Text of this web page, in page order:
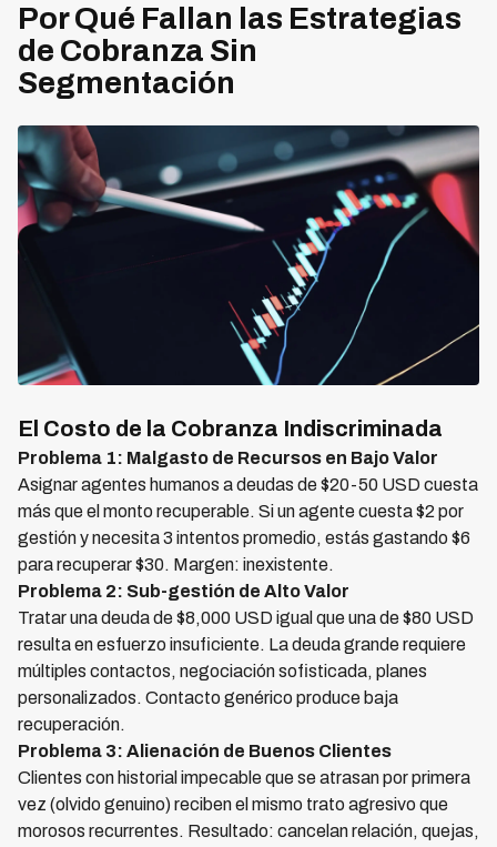
Por Qué Fallan las Estrategias
de Cobranza Sin
Segmentación
El Costo de la Cobranza Indiscriminada
Problema 1: Malgasto de Recursos en Bajo Valor
Asignar agentes humanos a deudas de $20-50 USD cuesta
más que el monto recuperable. Si un agente cuesta $2 por
gestión y necesita 3 intentos promedio, estás gastando $6
para recuperar $30. Margen: inexistente.
Problema 2: Sub-gestión de Alto Valor
Tratar una deuda de $8,000 USD igual que una de $80 USD
resulta en esfuerzo insuficiente. La deuda grande requiere
múltiples contactos, negociación sofisticada, planes
personalizados. Contacto genérico produce baja
recuperación.
Problema 3: Alienación de Buenos Clientes
Clientes con historial impecable que se atrasan por primera
vez (olvido genuino) reciben el mismo trato agresivo que
morosos recurrentes. Resultado: cancelan relación, quejas,